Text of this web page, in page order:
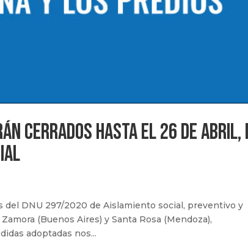
cerrados hasta el 26 de abril,
DNU 297/2020 de Aislamiento social, preventivo y
(Buenos Aires) y Santa Rosa (Mendoza),
adoptadas nos...